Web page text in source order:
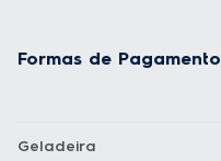
Formas de Pagamento
Geladeira